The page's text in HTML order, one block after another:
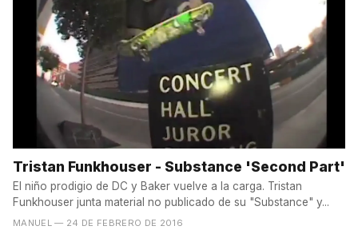
Tristan Funkhouser - Substance 'Second Part'
El niño prodigio de DC y Baker vuelve a la carga. Tristan
Funkhouser junta material no publicado de su "Substance" y...
MANUEL — 24 DE FEBRERO DE 2016